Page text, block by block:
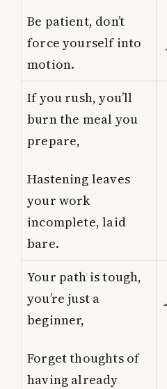
Be patient, don’t
force yourself into
motion.
If you rush, you’ll
burn the meal you
prepare,
Hastening leaves
your work
incomplete, laid
bare.
Your path is tough,
you’re just a
beginner,
Forget thoughts of
having already